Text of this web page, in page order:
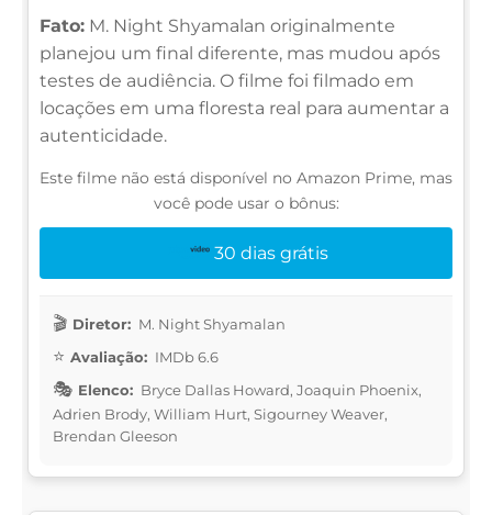
Fato: M. Night Shyamalan originalmente
planejou um final diferente, mas mudou após
testes de audiência. O filme foi filmado em
locações em uma floresta real para aumentar a
autenticidade.
Este filme não está disponível no Amazon Prime, mas
você pode usar o bônus:
30 dias grátis
Diretor: M. Night Shyamalan
Avaliação: IMDb 6.6
Elenco: Bryce Dallas Howard, Joaquin Phoenix,
Adrien Brody, William Hurt, Sigourney Weaver,
Brendan Gleeson